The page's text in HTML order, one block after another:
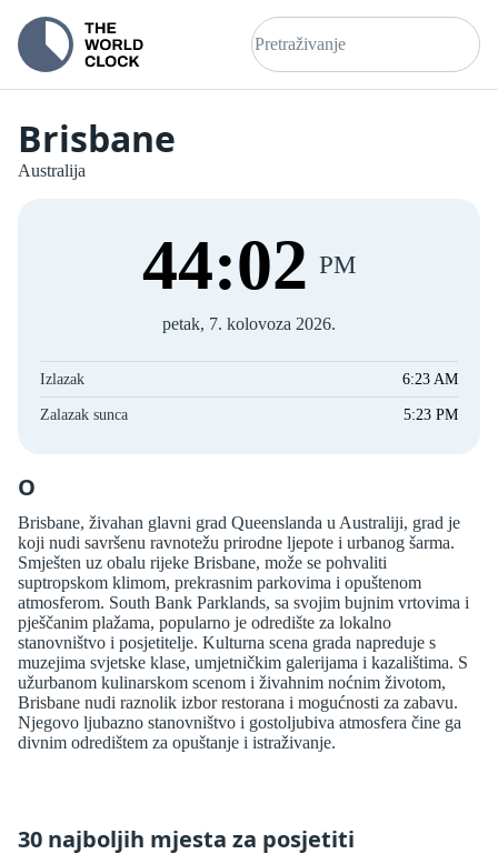
Brisbane
Australija
44:03 PM
petak, 7. kolovoza 2026.
Izlazak 6:23 AM
Zalazak sunca 5:23 PM
O
Brisbane, živahan glavni grad Queenslanda u Australiji, grad je
koji nudi savršenu ravnotežu prirodne ljepote i urbanog šarma.
Smješten uz obalu rijeke Brisbane, može se pohvaliti
suptropskom klimom, prekrasnim parkovima i opuštenom
atmosferom. South Bank Parklands, sa svojim bujnim vrtovima i
pješčanim plažama, popularno je odredište za lokalno
stanovništvo i posjetitelje. Kulturna scena grada napreduje s
muzejima svjetske klase, umjetničkim galerijama i kazalištima. S
užurbanom kulinarskom scenom i živahnim noćnim životom,
Brisbane nudi raznolik izbor restorana i mogućnosti za zabavu.
Njegovo ljubazno stanovništvo i gostoljubiva atmosfera čine ga
divnim odredištem za opuštanje i istraživanje.
30 najboljih mjesta za posjetiti